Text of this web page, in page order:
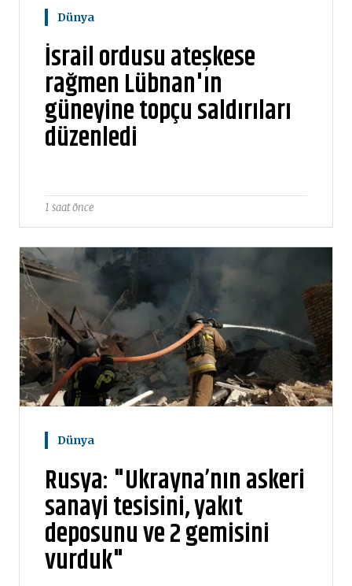
Dünya
İsrail ordusu ateşkese
rağmen Lübnan'ın
güneyine topçu saldırıları
düzenledi
1 saat önce
Dünya
Rusya: "Ukrayna’nın askeri
sanayi tesisini, yakıt
deposunu ve 2 gemisini
vurduk"